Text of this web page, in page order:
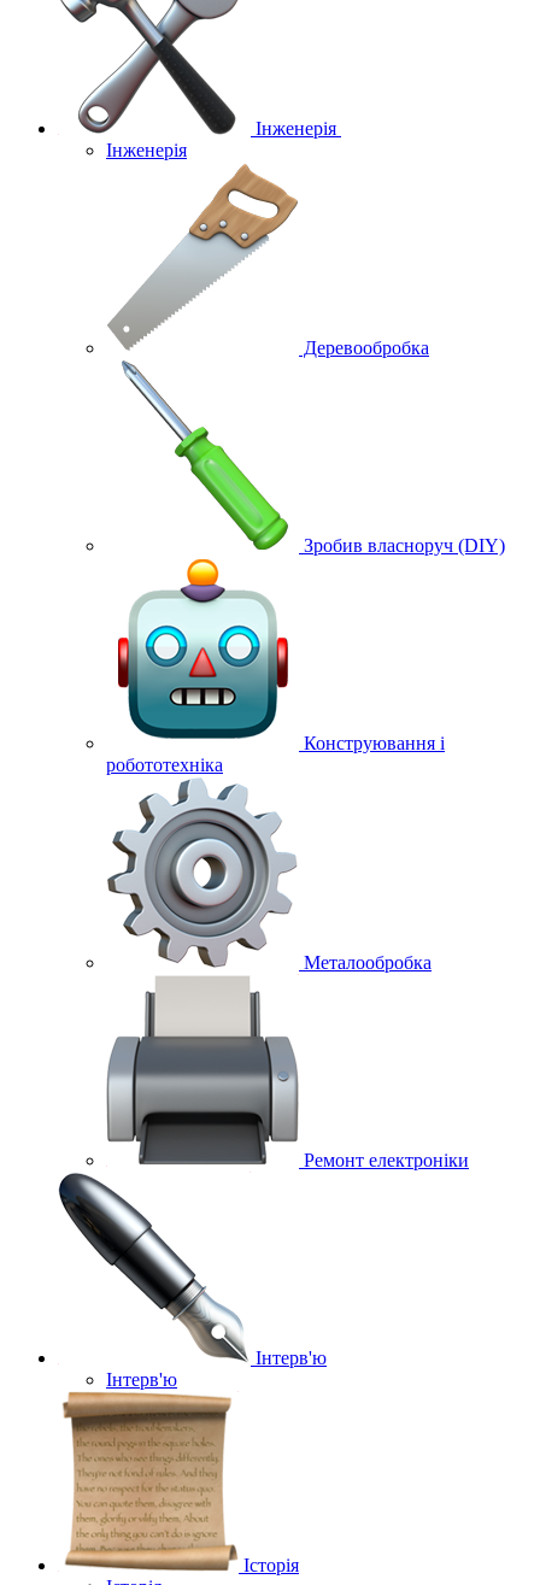
Інженерія
Інженерія
Деревообробка
Зробив власноруч (DIY)
Конструювання і
робототехніка
Металообробка
Ремонт електроніки
Інтерв'ю
Інтерв'ю
Історія